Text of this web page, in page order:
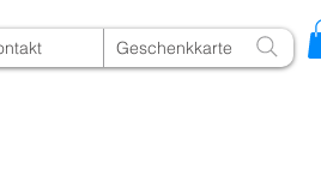
Geschenkkarte